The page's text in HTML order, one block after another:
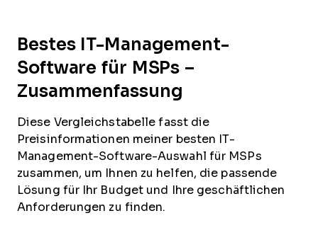
Bestes IT-Management-
Software für MSPs –
Zusammenfassung
Diese Vergleichstabelle fasst die
Preisinformationen meiner besten IT-
Management-Software-Auswahl für MSPs
zusammen, um Ihnen zu helfen, die passende
Lösung für Ihr Budget und Ihre geschäftlichen
Anforderungen zu finden.